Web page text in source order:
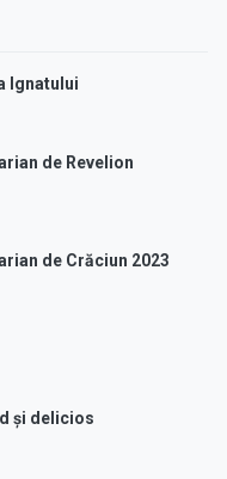
Ignatului
de Revelion
de Crăciun 2023
și delicios